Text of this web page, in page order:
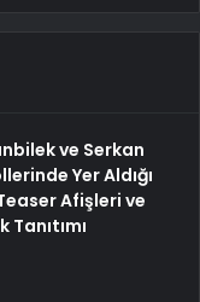
ve Serkan
Yer Aldığı
Afişleri ve
Tanıtımı